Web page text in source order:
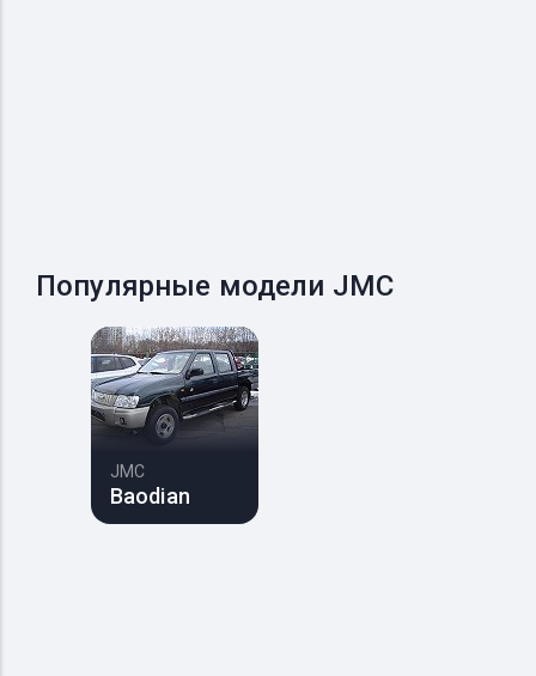
Популярные модели JMC
JMC
Baodian